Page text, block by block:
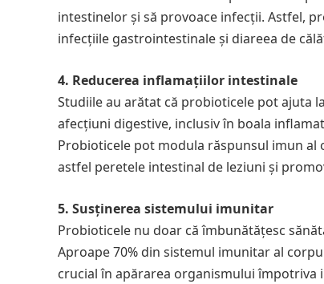
intestinelor și să provoace infecții. Astfel,
infecțiile gastrointestinale și diareea de
4. Reducerea inflamațiilor intestinale
Studiile au arătat că probioticele pot ajuta
afecțiuni digestive, inclusiv în boala
Probioticele pot modula răspunsul imun
astfel peretele intestinal de leziuni și
5. Susținerea sistemului imunitar
Probioticele nu doar că îmbunătățesc
Aproape 70% din sistemul imunitar al
crucial în apărarea organismului